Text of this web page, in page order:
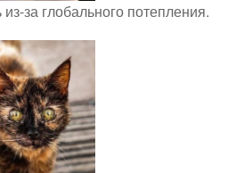
за глобального потепления.